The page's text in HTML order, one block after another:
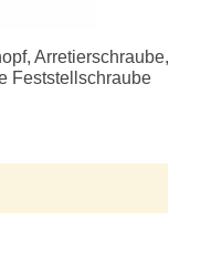
Arretierschraube,
Feststellschraube